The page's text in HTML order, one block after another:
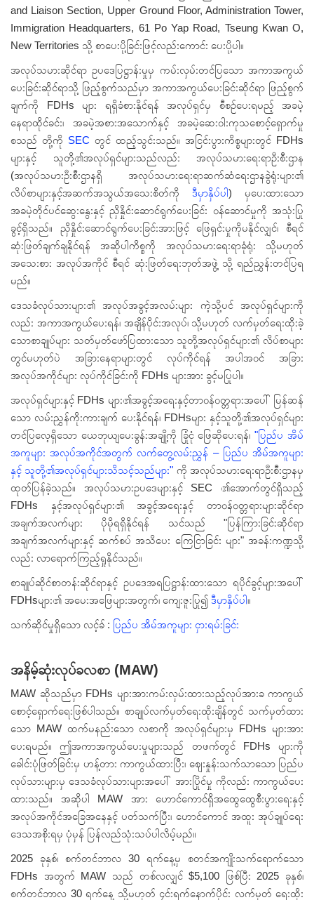
and Liaison Section, Upper Ground Floor, Administration Tower,
Immigration Headquarters, 61 Po Yap Road, Tseung Kwan O,
New Territories သို့ စာပေးပို့ခြင်းဖြင့်လည်းကောင်း ပေးပို့ပါ။
အလုပ်သမားဆိုင်ရာ ဥပဒေပြဋ္ဌာန်းမှုမှ ကမ်းလှမ်းတင်ပြသော အကာအကွယ်
ပေးခြင်းဆိုင်ရာသို့ ဖြည့်စွက်သည်မှာ အကာအကွယ်ပေးခြင်းဆိုင်ရာ ဖြည့်စွက်
ချက်ကို FDHs များ ရရှိခံစားနိုင်ရန် အလုပ်ရှင်မှ စီစဉ်ပေးရမည့် အခမဲ့
နေရာထိုင်ခင်း၊ အခမဲ့အစားအသောက်နှင့် အခမဲ့ဆေးဝါးကုသစောင့်ရှောက်မှု
စသည် တို့ကို SEC တွင် ထည့်သွင်းသည်။ အငြင်းပွားကိစ္စများတွင် FDHs
များနှင့် သူတို့၏အလုပ်ရှင်များသည်လည်း အလုပ်သမားရေးရာဦးစီးဌာန
(အလုပ်သမားဦးစီးဌာနရှိ အလုပ်သမားရေးရာဆက်ဆံရေးဌာနခွဲရုံးများ၏
လိပ်စာများနှင့်အဆက်အသွယ်အသေးစိတ်ကို ဒီမှာနှိပ်ပါ) မှပေးထားသော
အခမဲ့တိုင်ပင်ဆွေးနွေးနှင့် ညှိနှိုင်းဆောင်ရွက်ပေးခြင်း ဝန်ဆောင်မှုကို အသုံးပြု
ခွင့်ရှိသည်။ ညှိနှိုင်းဆောင်ရွက်ပေးခြင်းအားဖြင့် ဖြေရှင်းမှုကိုမနိုင်လျှင်၊ စီရင်
ဆုံးဖြတ်ချက်ချနိုင်ရန် အဆိုပါကိစ္စကို အလုပ်သမားရေးရာခုံရုံး သို့မဟုတ်
အသေးစား အလုပ်အကိုင် စီရင် ဆုံးဖြတ်ရေးဘုတ်အဖွဲ့ သို့ ရည်ညွှန်းတင်ပြရ
မည်။
ဒေသခံလုပ်သားများ၏ အလုပ်အခွင့်အလမ်းများ ကဲ့သို့ပင် အလုပ်ရှင်များကို
လည်း အကာအကွယ်ပေးရန်၊ အချိန်ပိုင်းအလုပ်၊ သို့မဟုတ် လက်မှတ်ရေးထိုးခဲ့
သောစာချုပ်များ သတ်မှတ်ဖော်ပြထားသော သူတို့အလုပ်ရှင်များ၏ လိပ်စာများ
တွင်မဟုတ်ပဲ အခြားနေရာများတွင် လုပ်ကိုင်ရန် အပါအဝင် အခြား
အလုပ်အကိုင်များ လုပ်ကိုင်ခြင်းကို FDHs များအား ခွင့်မပြုပါ။
အလုပ်ရှင်များနှင့် FDHs များ၏အခွင့်အရေးနှင့်တာဝန်ဝတ္တရားအပေါ် မြန်ဆန်
သော လမ်းညွှန်ကိုးကားချက် ပေးနိုင်ရန်၊ FDHsများ နှင့်သူတို့၏အလုပ်ရှင်များ
တင်ပြလေ့ရှိသော ယေဘုယျမေးခွန်းအချို့ကို ခြုံငုံ ဖြေဆိုပေးရန်၊"ပြည်ပ အိမ်
အကူများ အလုပ်အကိုင်အတွက် လက်တွေ့လမ်းညွှန် – ပြည်ပ အိမ်အကူများ
နှင့် သူတို့၏အလုပ်ရှင်များသိသင့်သည်များ" ကို အလုပ်သမားရေးရာဦးစီးဌာနမှ
ထုတ်ပြန်ခဲ့သည်။ အလုပ်သမားဥပဒေများနှင့် SEC ၏အောက်တွင်ရှိသည့်
FDHs နှင့်အလုပ်ရှင်များ၏ အခွင့်အရေးနှင့် တာဝန်ဝတ္တရားများဆိုင်ရာ
အချက်အလက်များ ပိုမိုရရှိနိုင်ရန် သင်သည် "ပြန်ကြားခြင်းဆိုင်ရာ
အချက်အလက်များနှင့် ဆက်စပ် အသိပေး ကြေငြာခြင်း များ" အခန်းကဏ္ဍသို့
လည်း လာရောက်ကြည့်ရှုနိုင်သည်။
စာချုပ်ဆိုင်စာတန်းဆိုင်ရာနှင့် ဥပဒေအရပြဋ္ဌာန်းထားသော ရပိုင်ခွင့်များအပေါ်
FDHsများ၏ အမေးအဖြေများအတွက်၊ ကျေးဇူးပြု၍ ဒီမှာနှိပ်ပါ။
သက်ဆိုင်မှုရှိသော လင့်ခ် : ပြည်ပ အိမ်အကူများ ငှားရမ်းခြင်း
အနိမ့်ဆုံးလုပ်ခလစာ (MAW)
MAW ဆိုသည်မှာ FDHs များအားကမ်းလှမ်းထားသည့်လုပ်အားခ ကာကွယ်
စောင့်ရှောက်ရေးဖြစ်ပါသည်။ စာချုပ်လက်မှတ်ရေးထိုးချိန်တွင် သက်မှတ်ထား
သော MAW ထက်မနည်းသော လစာကို အလုပ်ရှင်များမှ FDHs များအား
ပေးရမည်။ ဤအကာအကွယ်ပေးမှုများသည် တဖက်တွင် FDHs များကို
ခေါင်းပုံဖြတ်ခြင်းမှ ဟန့်တား ကာကွယ်ထားပြီး၊ ဈေးနှုန်းသက်သာသော ပြည်ပ
လုပ်သားများမှ ဒေသခံလုပ်သားများအပေါ် အားပြိုင်မှု ကိုလည်း ကာကွယ်ပေး
ထားသည်။ အဆိုပါ MAW အား ဟောင်ကောင်ရှိအထွေထွေစီးပွားရေးနှင့်
အလုပ်အကိုင်အခြေအနေနှင့် ပတ်သက်ပြီး၊ ဟောင်ကောင် အထူး အုပ်ချုပ်ရေး
ဒေသအစိုးရမှ ပုံမှန် ပြန်လည်သုံးသပ်ပါလိမ့်မည်။
2025 ခုနှစ်၊ စက်တင်ဘာလ 30 ရက်နေ့မှ စတင်အကျိုးသက်ရောက်သော
FDHs အတွက် MAW သည် တစ်လလျှင် $5,100 ဖြစ်ပြီး 2025 ခုနှစ်၊
စက်တင်ဘာလ 30 ရက်နေ့ သို့မဟုတ် ၄င်းရက်နောက်ပိုင်း လက်မှတ် ရေးထိုး